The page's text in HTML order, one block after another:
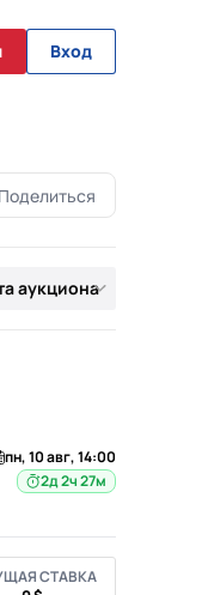
Вход
Поделиться
аукциона
пн, 10 авг, 14:00
2д 2ч 27м
СТАВКА